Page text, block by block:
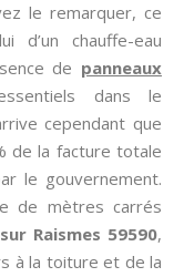
le remarquer, ce
d’un chauffe-eau
de panneaux
dans le
cependant que
de la facture totale
le gouvernement.
de mètres carrés
Raismes 59590,
à la toiture et de la